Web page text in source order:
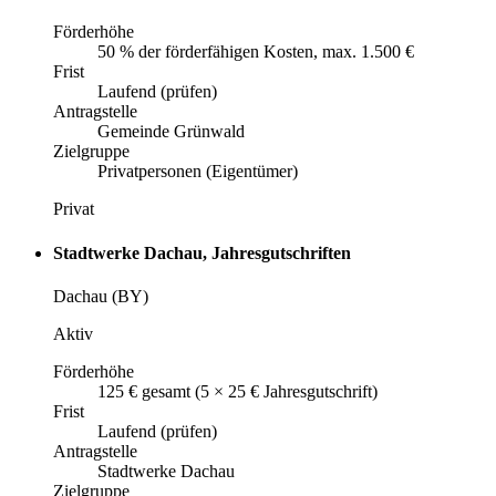
Förderhöhe
50 % der förderfähigen Kosten, max. 1.500 €
Frist
Laufend (prüfen)
Antragstelle
Gemeinde Grünwald
Zielgruppe
Privatpersonen (Eigentümer)
Privat
Stadtwerke Dachau, Jahresgutschriften
Dachau (BY)
Aktiv
Förderhöhe
125 € gesamt (5 × 25 € Jahresgutschrift)
Frist
Laufend (prüfen)
Antragstelle
Stadtwerke Dachau
Zielgruppe